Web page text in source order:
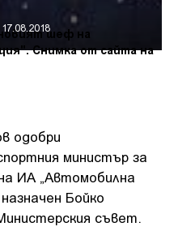
шеф на
Снимка от сайта на
одобри
министър за
ИА „Автомобилна
Бойко
съвет.